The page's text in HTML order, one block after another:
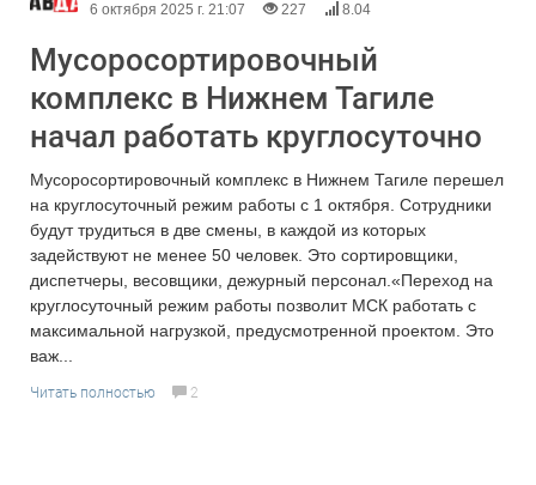
6 октября 2025 г. 21:07
227 8.04
Мусоросортировочный
комплекс в Нижнем Тагиле
начал работать круглосуточно
Мусоросортировочный комплекс в Нижнем Тагиле перешел
на круглосуточный режим работы с 1 октября. Сотрудники
будут трудиться в две смены, в каждой из которых
задействуют не менее 50 человек. Это сортировщики,
диспетчеры, весовщики, дежурный персонал.«Переход на
круглосуточный режим работы позволит МСК работать с
максимальной нагрузкой, предусмотренной проектом. Это
важ...
Читать полностью 2